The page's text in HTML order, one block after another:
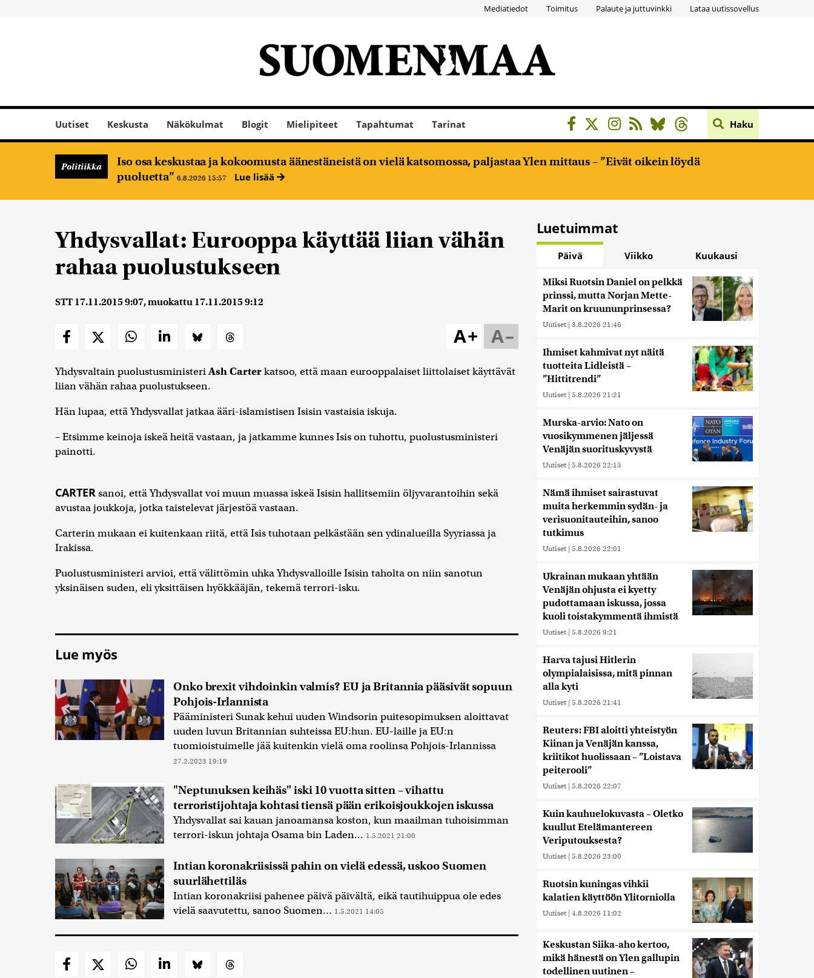
Mediatiedot Toimitus Palaute ja juttuvinkki Lataa uutissovellus
Uutiset Keskusta Näkökulmat Blogit Mielipiteet Tapahtumat Tarinat Haku
Politiikka
Iso osa keskustaa ja kokoomusta äänestäneistä on vielä katsomossa, paljastaa Ylen mittaus – ”Eivät oikein löydä
puoluetta” 6.8.2026 15:57 Lue lisää
Yhdysvallat: Eurooppa käyttää liian vähän
rahaa puolustukseen
STT 17.11.2015 9:07, muokattu 17.11.2015 9:12
A–
A+
Yhdysvaltain puolustusministeriAsh Carterkatsoo, että maan eurooppalaiset liittolaiset käyttävät
liian vähän rahaa puolustukseen.
Hän lupaa, että Yhdysvallat jatkaa ääri-islamistisen Isisin vastaisia iskuja.
– Etsimme keinoja iskeä heitä vastaan, ja jatkamme kunnes Isis on tuhottu, puolustusministeri
painotti.
CARTERsanoi, että Yhdysvallat voi muun muassa iskeä Isisin hallitsemiin öljyvarantoihin sekä
avustaa joukkoja, jotka taistelevat järjestöä vastaan.
Carterin mukaan ei kuitenkaan riitä, että Isis tuhotaan pelkästään sen ydinalueilla Syyriassa ja
Irakissa.
Puolustusministeri arvioi, että välittömin uhka Yhdysvalloille Isisin taholta on niin sanotun
yksinäisen suden, eli yksittäisen hyökkääjän, tekemä terrori-isku.
Lue myös
Onko brexit vihdoinkin valmis? EU ja Britannia pääsivät sopuun
Pohjois-Irlannista
Pääministeri Sunak kehui uuden Windsorin puitesopimuksen aloittavat
uuden luvun Britannian suhteissa EU:hun. EU-laille ja EU:n
tuomioistuimelle jää kuitenkin vielä oma roolinsa Pohjois-Irlannissa
27.2.2023 19:19
"Neptunuksen keihäs" iski 10 vuotta sitten – vihattu
terroristijohtaja kohtasi tiensä pään erikoisjoukkojen iskussa
Yhdysvallat sai kauan janoamansa koston, kun maailman tuhoisimman
terrori-iskun johtaja Osama bin Laden... 1.5.2021 21:00
Intian koronakriisissä pahin on vielä edessä, uskoo Suomen
suurlähettiläs
Intian koronakriisi pahenee päivä päivältä, eikä tautihuippua ole edes
vielä saavutettu, sanoo Suomen... 1.5.2021 14:05
Luetuimmat
Päivä Viikko Kuukausi
Miksi Ruotsin Daniel on pelkkä
prinssi, mutta Norjan Mette-
Marit on kruununprinsessa?
Uutiset | 3.8.2026 21:46
Ihmiset kahmivat nyt näitä
tuotteita Lidleistä –
”Hittitrendi”
Uutiset | 5.8.2026 21:21
Murska-arvio: Nato on
vuosikymmenen jäljessä
Venäjän suorituskyvystä
Uutiset | 5.8.2026 22:15
Nämä ihmiset sairastuvat
muita herkemmin sydän- ja
verisuonitauteihin, sanoo
tutkimus
Uutiset | 5.8.2026 22:01
Ukrainan mukaan yhtään
Venäjän ohjusta ei kyetty
pudottamaan iskussa, jossa
kuoli toistakymmentä ihmistä
Uutiset | 5.8.2026 9:21
Harva tajusi Hitlerin
olympialaisissa, mitä pinnan
alla kyti
Uutiset | 5.8.2026 21:41
Reuters: FBI aloitti yhteistyön
Kiinan ja Venäjän kanssa,
kriitikot huolissaan – ”Loistava
peiterooli”
Uutiset | 5.8.2026 22:07
Kuin kauhuelokuvasta – Oletko
kuullut Etelämantereen
Veriputouksesta?
Uutiset | 5.8.2026 23:00
Ruotsin kuningas vihkii
kalatien käyttöön Ylitorniolla
Uutiset | 4.8.2026 11:02
Keskustan Siika-aho kertoo,
mikä hänestä on Ylen gallupin
todellinen uutinen –